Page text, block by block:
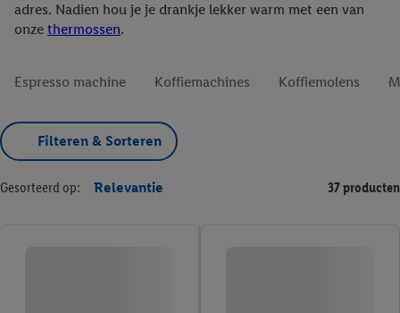
adres. Nadien hou je je drankje lekker warm met een van
onze thermossen.
Espresso machine Koffiemachines Koffiemolens
Filteren & Sorteren
Gesorteerd op: Relevantie 37 producten